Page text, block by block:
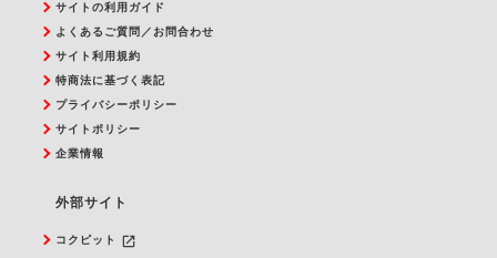
サイトの利用ガイド
よくあるご質問／お問合わせ
サイト利用規約
特商法に基づく表記
プライバシーポリシー
サイトポリシー
企業情報
外部サイト
コクピット
launch